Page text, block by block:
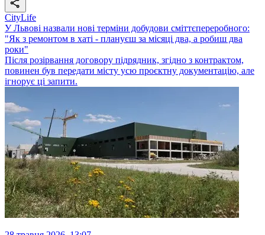
CityLife
У Львові назвали нові терміни добудови сміттєпереробного:
"Як з ремонтом в хаті - плануєш за місяці два, а робиш два
роки"
Після розірвання договору підрядник, згідно з контрактом,
повинен був передати місту усю проєктну документацію, але
ігнорує ці запити.